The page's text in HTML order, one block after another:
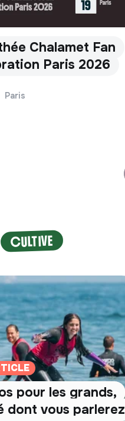
Chalamet Fan
Paris 2026
Paris
CULTIVE
pour les grands,
dont vous parlerez